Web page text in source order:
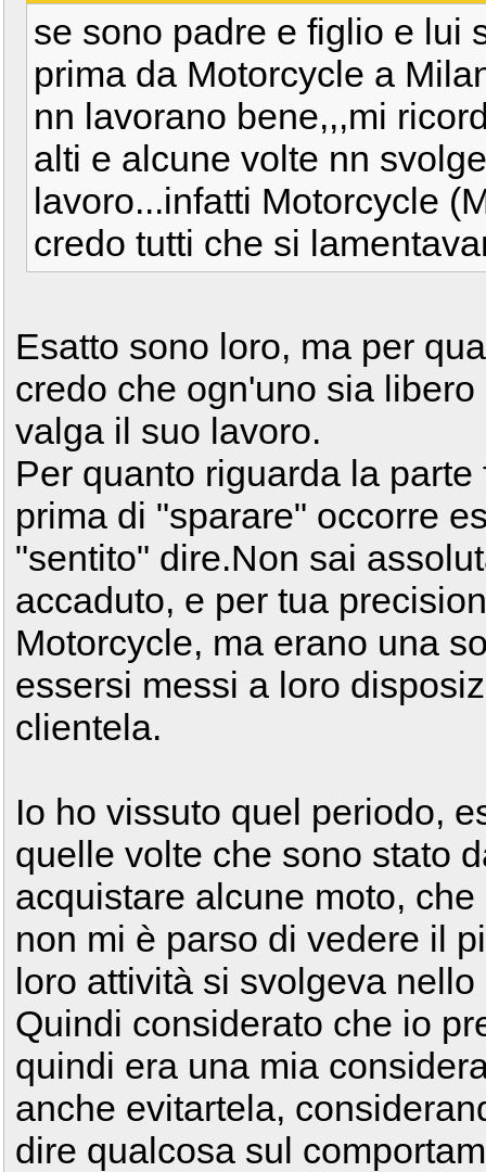
se sono padre e figlio e lui
prima da Motorcycle a
nn lavorano bene,,,mi
alti e alcune volte nn
lavoro...infatti Motorcycle
credo tutti che si
Esatto sono loro, ma per
credo che ogn'uno sia
valga il suo lavoro.
Per quanto riguarda la
prima di "sparare" occorre
"sentito" dire.Non sai
accaduto, e per tua
Motorcycle, ma erano una
essersi messi a loro
clientela.
Io ho vissuto quel periodo,
quelle volte che sono stato
acquistare alcune moto,
non mi è parso di vedere il
loro attività si svolgeva
Quindi considerato che io
quindi era una mia
anche evitartela,
dire qualcosa sul